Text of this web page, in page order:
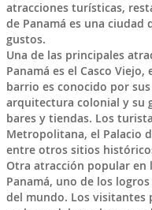
atracciones turísticas,
de Panamá es una ciudad
gustos.
Una de las principales
Panamá es el Casco
barrio es conocido por
arquitectura colonial y su
bares y tiendas. Los
Metropolitana, el Palacio
entre otros sitios
Otra atracción popular en
Panamá, uno de los
del mundo. Los visitantes